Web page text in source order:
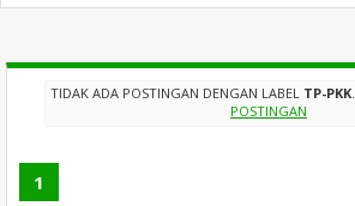
TIDAK ADA POSTINGAN DENGAN LABEL TP-PKK.
POSTINGAN
1